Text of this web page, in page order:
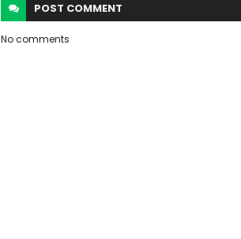
POST COMMENT
No comments